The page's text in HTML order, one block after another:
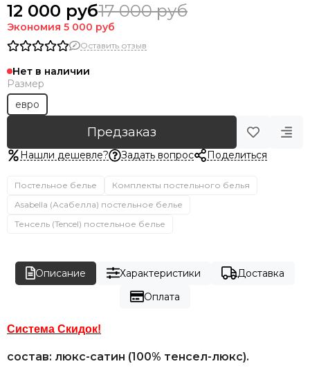
12 000 руб17 000 руб
Экономия 5 000 руб
Оставить отзыв
Нет в наличии
Размер
евро
Предзаказ
Нашли дешевле? Задать вопрос Поделиться
Постельное белье
Комплекты постельного белья
Asabella (Асабелла) постельное белье
Тенсель (Tencel) постельное белье
Описание Характеристики
Доставка
Оплата
Система Скидок!
состав: люкс-сатин (100% тенсел-люкс).